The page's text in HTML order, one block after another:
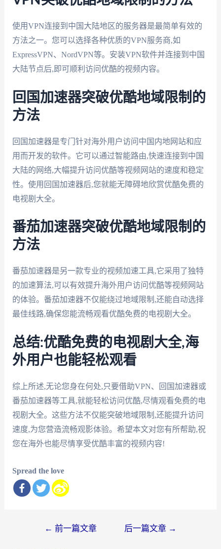
使用VPN连接到中国大陆地区的服务器是最简单有效的
方法之一。您可以选择各种优质的VPN服务商,如
ExpressVPN、NordVPN等。安装VPN软件并连接到中国
大陆节点后,即可顺利访问优酷的视频内容。
回国加速器突破优酷地域限制的
方法
回国加速器是专门针对海外用户访问中国内地网站和应
用而开发的软件。它可以通过智能路由,快速连接到中国
大陆的网络,大幅提升访问优酷等视频网站的速度和稳定
性。使用回国加速器后,您就能无障碍地欣赏优酷免费的
电视剧大全。
番茄加速器突破优酷地域限制的
方法
番茄加速器是另一款专业的视频加速工具,它采用了独特
的加速算法,可以有效提升海外用户访问优酷等视频网站
的体验。番茄加速器不仅能绕过地域限制,还能自动选择
最佳线路,确保您能流畅观看优酷免费的电视剧大全。
总结:优酷免费的电视剧大全,海
外用户也能轻松观看
综上所述,无论您身在何处,只要借助VPN、回国加速器或
番茄加速器等工具,就能轻松访问优酷,尽情观看免费的电
视剧大全。这些方法不仅能突破地域限制,还能提升访问
速度,为您营造流畅观影体验。希望本文对您有所帮助,祝
您在海外也能尽情享受优酷丰富的视频内容!
Spread the love
← 前一篇文章 后一篇文章 →